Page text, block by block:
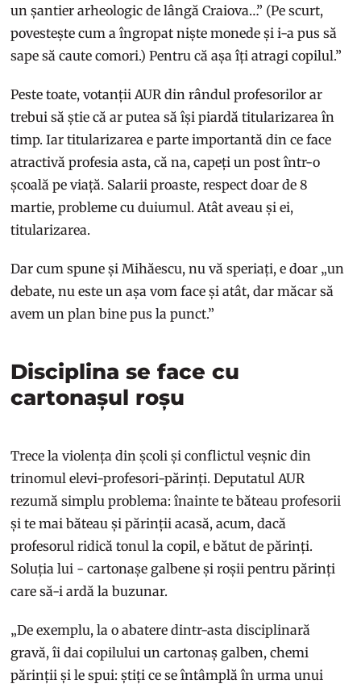
un șantier arheologic de lângă Craiova…” (Pe scurt,
povestește cum a îngropat niște monede și i-a pus să
sape să caute comori.) Pentru că așa îți atragi copilul.”
Peste toate, votanții AUR din rândul profesorilor ar
trebui să știe că ar putea să își piardă titularizarea în
timp. Iar titularizarea e parte importantă din ce face
atractivă profesia asta, că na, capeți un post într-o
școală pe viață. Salarii proaste, respect doar de 8
martie, probleme cu duiumul. Atât aveau și ei,
titularizarea.
Dar cum spune și Mihăescu, nu vă speriați, e doar „un
debate, nu este un așa vom face și atât, dar măcar să
avem un plan bine pus la punct.”
Disciplina se face cu
cartonașul roșu
Trece la violența din școli și conflictul veșnic din
trinomul elevi-profesori-părinți. Deputatul AUR
rezumă simplu problema: înainte te băteau profesorii
și te mai băteau și părinții acasă, acum, dacă
profesorul ridică tonul la copil, e bătut de părinți.
Soluția lui - cartonașe galbene și roșii pentru părinți
care să-i ardă la buzunar.
„De exemplu, la o abatere dintr-asta disciplinară
gravă, îi dai copilului un cartonaș galben, chemi
părinții și le spui: știți ce se întâmplă în urma unui